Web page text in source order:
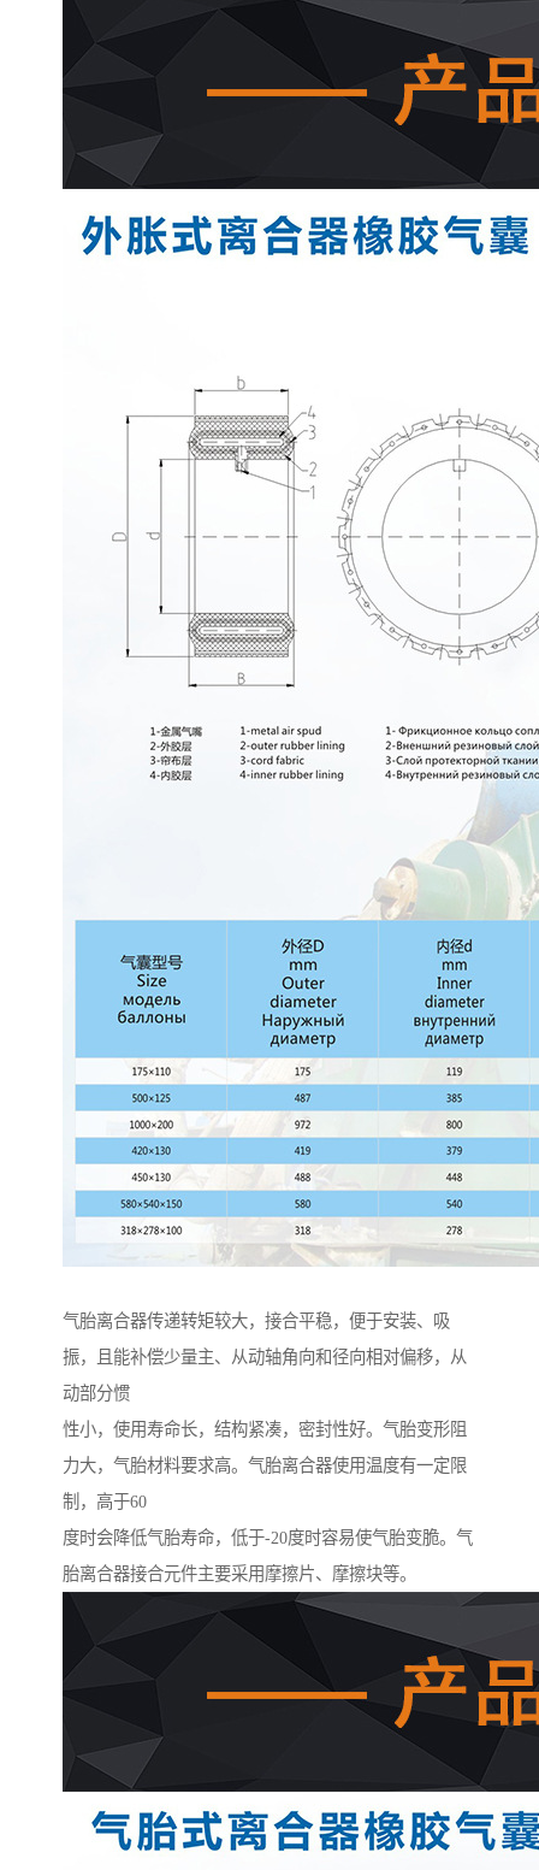
气胎离合器传递转矩较大，接合平稳，便于安装、吸
振，且能补偿少量主、从动轴角向和径向相对偏移，从
动部分惯
性小，使用寿命长，结构紧凑，密封性好。气胎变形阻
力大，气胎材料要求高。气胎离合器使用温度有一定限
制，高于60
度时会降低气胎寿命，低于-20度时容易使气胎变脆。气
胎离合器接合元件主要采用摩擦片、摩擦块等。